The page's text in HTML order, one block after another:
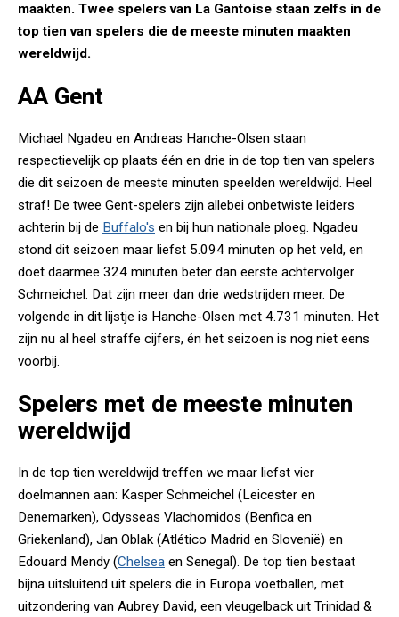
maakten. Twee spelers van La Gantoise staan zelfs in de
top tien van spelers die de meeste minuten maakten
wereldwijd.
AA Gent
Michael Ngadeu en Andreas Hanche-Olsen staan
respectievelijk op plaats één en drie in de top tien van spelers
die dit seizoen de meeste minuten speelden wereldwijd. Heel
straf! De twee Gent-spelers zijn allebei onbetwiste leiders
achterin bij de Buffalo's en bij hun nationale ploeg. Ngadeu
stond dit seizoen maar liefst 5.094 minuten op het veld, en
doet daarmee 324 minuten beter dan eerste achtervolger
Schmeichel. Dat zijn meer dan drie wedstrijden meer. De
volgende in dit lijstje is Hanche-Olsen met 4.731 minuten. Het
zijn nu al heel straffe cijfers, én het seizoen is nog niet eens
voorbij.
Spelers met de meeste minuten
wereldwijd
In de top tien wereldwijd treffen we maar liefst vier
doelmannen aan: Kasper Schmeichel (Leicester en
Denemarken), Odysseas Vlachomidos (Benfica en
Griekenland), Jan Oblak (Atlético Madrid en Slovenië) en
Edouard Mendy (Chelsea en Senegal). De top tien bestaat
bijna uitsluitend uit spelers die in Europa voetballen, met
uitzondering van Aubrey David, een vleugelback uit Trinidad &